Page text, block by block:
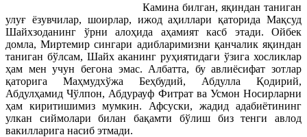
Камина билган, яқиндан таниган
улуғ ёзувчилар, шоирлар, ижод аҳиллари қаторида Мақсуд
Шайхзоданинг ўрни алоҳида аҳамият касб этади. Ойбек
домла, Миртемир сингари адибларимизни қанчалик яқиндан
таниган бўлсам, Шайх аканинг руҳиятидаги ўзига хосликлар
ҳам мен учун бегона эмас. Албатта, бу авлиёсифат зотлар
қаторига Маҳмудхўжа Беҳбудий, Абдулла Қодирий,
Абдулҳамид Чўлпон, Абдурауф Фитрат ва Усмон Носирларни
ҳам киритишимиз мумкин. Афсуски, жадид адабиётининг
улкан сиймолари билан бақамти бўлиш биз тенги авлод
вакилларига насиб этмади.